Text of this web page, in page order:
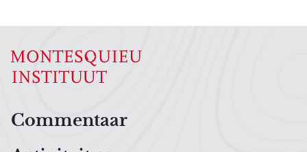
Hoofdnavigatiemenu
Commentaar